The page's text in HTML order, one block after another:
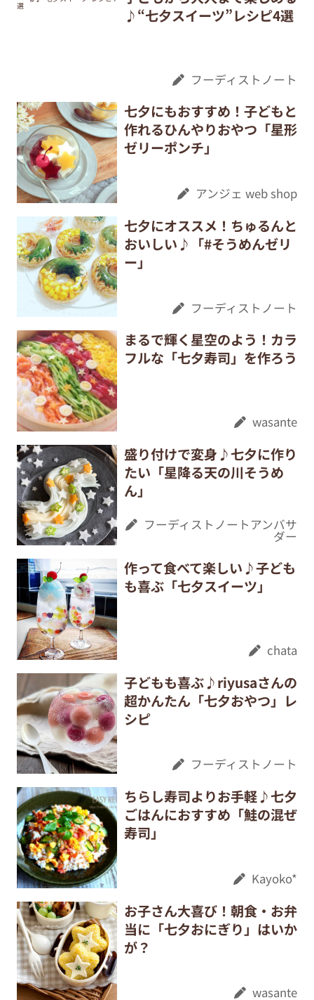
♪“七夕スイーツ”レシピ4選
フーディストノート
七夕にもおすすめ！子どもと
作れるひんやりおやつ「星形
ゼリーポンチ」
アンジェ web shop
七夕にオススメ！ちゅるんと
おいしい♪「#そうめんゼリ
ー」
フーディストノート
まるで輝く星空のよう！カラ
フルな「七夕寿司」を作ろう
wasante
盛り付けで変身♪七夕に作り
たい「星降る天の川そうめ
ん」
フーディストノートアンバサ
ダー
作って食べて楽しい♪子ども
も喜ぶ「七夕スイーツ」
chata
子どもも喜ぶ♪riyusaさんの
超かんたん「七夕おやつ」レ
シピ
フーディストノート
ちらし寿司よりお手軽♪七夕
ごはんにおすすめ「鮭の混ぜ
寿司」
Kayoko*
お子さん大喜び！朝食・お弁
当に「七夕おにぎり」はいか
が？
wasante